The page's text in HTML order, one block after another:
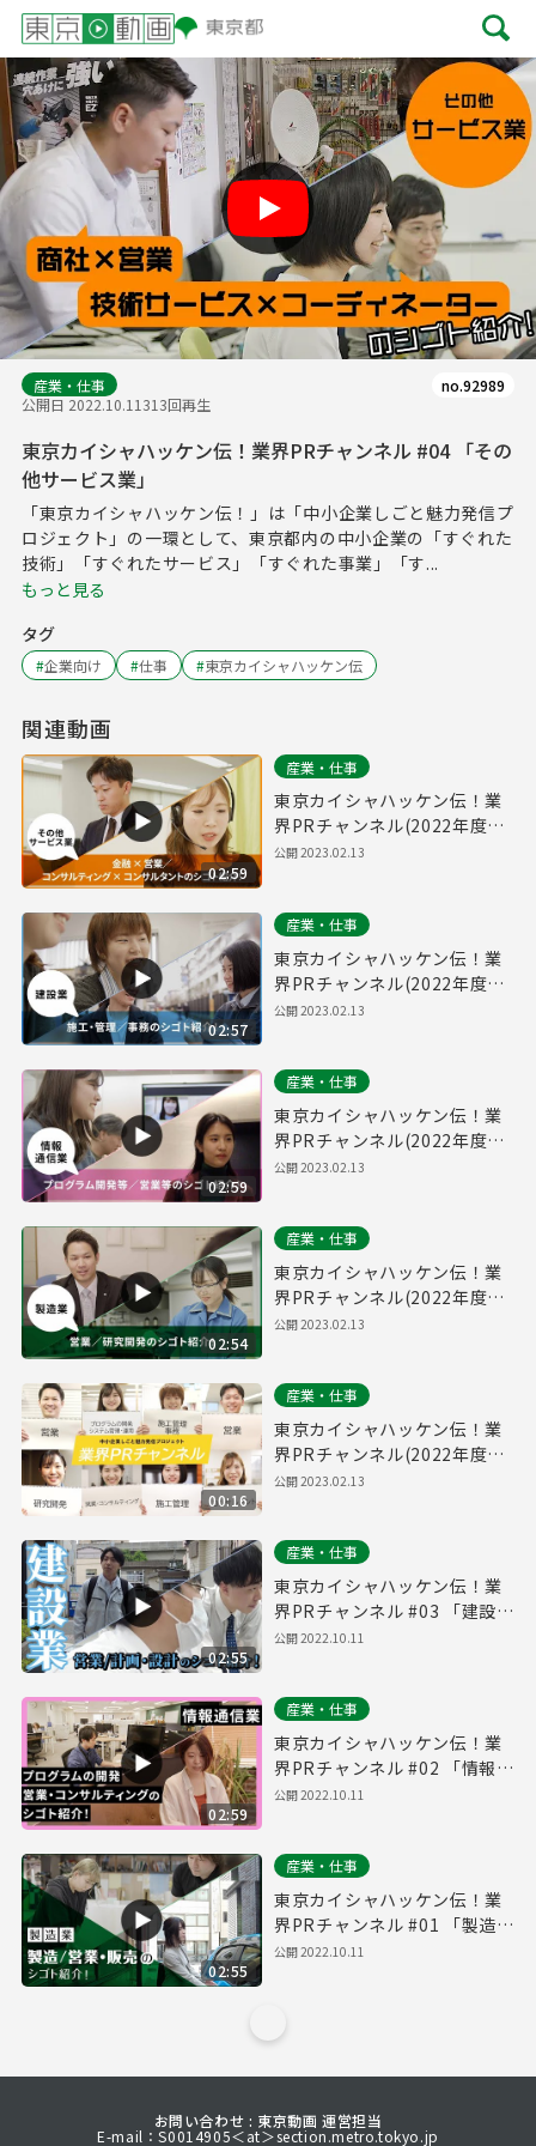
Play
産業・仕事
公開日 2022.10.11313回再生
no.92989
東京カイシャハッケン伝！業界PRチャンネル #04 「その
他サービス業」
「東京カイシャハッケン伝！」は「中小企業しごと魅力発信プ
ロジェクト」の一環として、東京都内の中小企業の「すぐれた
技術」「すぐれたサービス」「すぐれた事業」「す...
もっと見る
タグ
#企業向け #仕事 #東京カイシャハッケン伝
関連動画
02:59
産業・仕事
東京カイシャハッケン伝！業
界PRチャンネル(2022年度
Vol.2) #04 「その他サービス
公開2023.02.13
02:57
産業・仕事
東京カイシャハッケン伝！業
界PRチャンネル(2022年度
Vol.2) #03 「建設業・不動産
公開2023.02.13
02:59
産業・仕事
東京カイシャハッケン伝！業
界PRチャンネル(2022年度
Vol.2) #02 「情報通信業」
公開2023.02.13
02:54
産業・仕事
東京カイシャハッケン伝！業
界PRチャンネル(2022年度
Vol.2) #01 「製造業」
公開2023.02.13
00:16
産業・仕事
東京カイシャハッケン伝！業
界PRチャンネル(2022年度
Vol.2) 15秒CM
公開2023.02.13
02:55
産業・仕事
東京カイシャハッケン伝！業
界PRチャンネル #03 「建設
業・不動産業」
公開2022.10.11
02:59
産業・仕事
東京カイシャハッケン伝！業
界PRチャンネル #02 「情報通
信業」
公開2022.10.11
02:55
産業・仕事
東京カイシャハッケン伝！業
界PRチャンネル #01 「製造
業」
公開2022.10.11
お問い合わせ : 東京動画 運営担当
E-mail：S0014905＜at＞section.metro.tokyo.jp